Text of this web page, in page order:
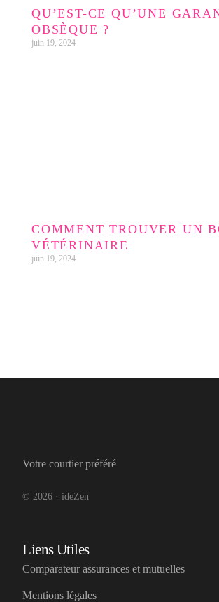
QU’EST-CE QU’UNE
OBSÈQUE ?
juin 19, 2024
COMMENT TROUVER UN
VÉTÉRINAIRE
juin 19, 2024
Votre courtier préféré
© 2026 · ideZen
Liens Utiles
Comparateur assurances et mutuelles
Mentions légales